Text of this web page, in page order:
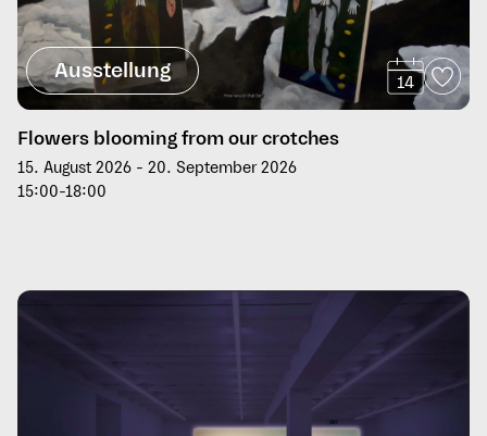
Ausstellung 14
Flowers blooming from our crotches
15. August 2026 - 20. September 2026
15:00-18:00